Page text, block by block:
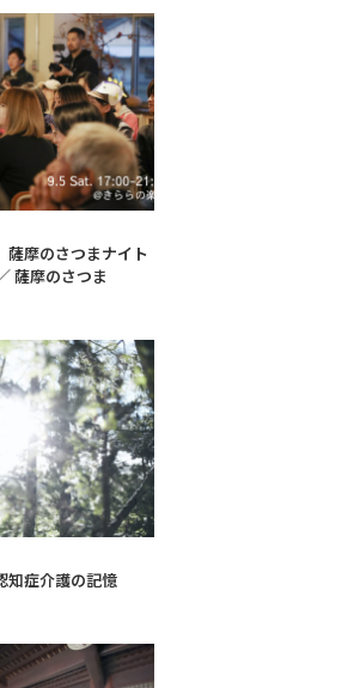
薩摩のさつまナイト
薩摩のさつま
知症介護の記憶